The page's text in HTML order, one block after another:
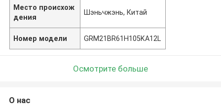
Место происхож
дения
Шэньчжэнь, Китай
Номер модели GRM21BR61H105KA12L
Осмотрите больше
О нас